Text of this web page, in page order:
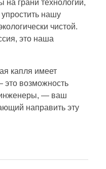
на грани технологий,
нашу
чистой.
это наша
капля имеет
это возможность
— ваш
направить эту